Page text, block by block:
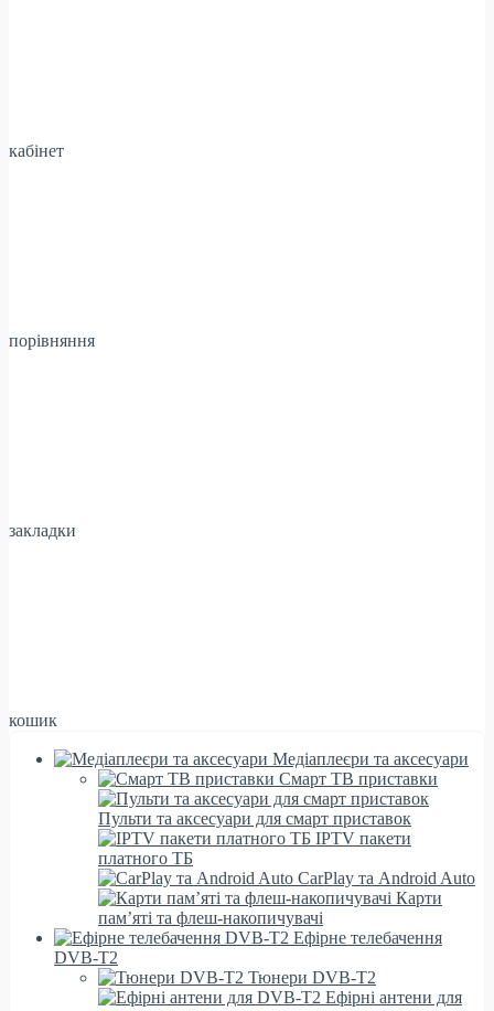
кабінет
порівняння
закладки
кошик
Медіаплеєри та аксесуари
Смарт ТВ приставки
Пульти та аксесуари для смарт приставок
IPTV пакети
платного ТБ
CarPlay та Android Auto
Карти
пам’яті та флеш-накопичувачі
Ефірне телебачення
DVB-T2
Тюнери DVB-T2
Ефірні антени для